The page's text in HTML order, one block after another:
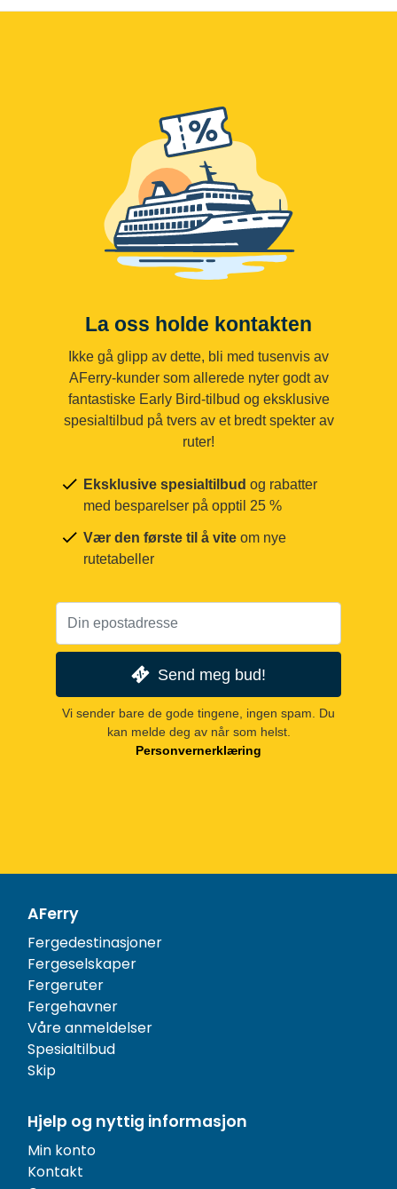
La oss holde kontakten
Ikke gå glipp av dette, bli med tusenvis av
AFerry-kunder som allerede nyter godt av
fantastiske Early Bird-tilbud og eksklusive
spesialtilbud på tvers av et bredt spekter av
ruter!
Eksklusive spesialtilbud og rabatter
med besparelser på opptil 25 %
Vær den første til å vite om nye
rutetabeller
Send meg bud!
Vi sender bare de gode tingene, ingen spam. Du
kan melde deg av når som helst.
Personvernerklæring
AFerry
Fergedestinasjoner
Fergeselskaper
Fergeruter
Fergehavner
Våre anmeldelser
Spesialtilbud
Skip
Hjelp og nyttig informasjon
Min konto
Kontakt